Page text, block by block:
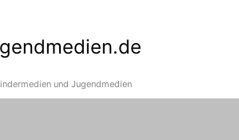
und Jugendmedien